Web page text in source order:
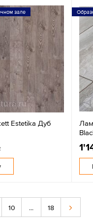
зале
Estetika Дуб
10 ... 18